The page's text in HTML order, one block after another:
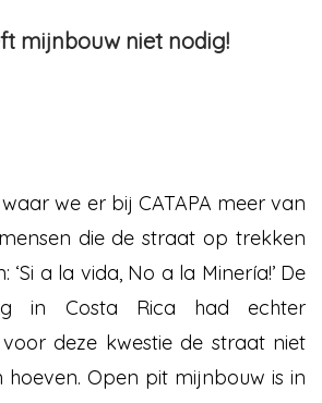
mijnbouw niet nodig!
we er bij CATAPA meer van
die de straat op trekken
a la vida, No a la Minería!’ De
in Costa Rica had echter
deze kwestie de straat niet
Open pit mijnbouw is in